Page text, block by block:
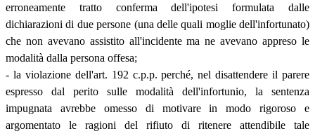
erroneamente tratto conferma dell'ipotesi formulata dalle
dichiarazioni di due persone (una delle quali moglie dell'infortunato)
che non avevano assistito all'incidente ma ne avevano appreso le
modalità dalla persona offesa;
- la violazione dell'art. 192 c.p.p. perché, nel disattendere il parere
espresso dal perito sulle modalità dell'infortunio, la sentenza
impugnata avrebbe omesso di motivare in modo rigoroso e
argomentato le ragioni del rifiuto di ritenere attendibile tale